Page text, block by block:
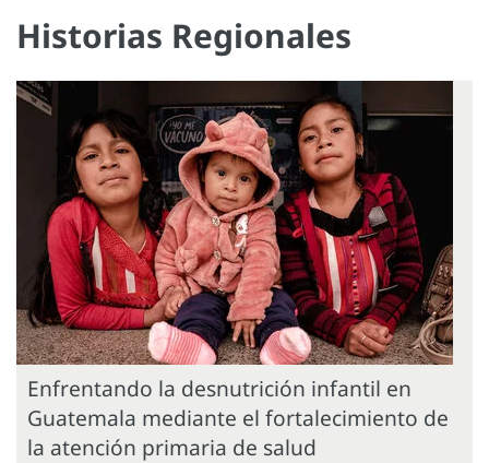
Historias Regionales
Enfrentando la desnutrición infantil en
Guatemala mediante el fortalecimiento de
la atención primaria de salud